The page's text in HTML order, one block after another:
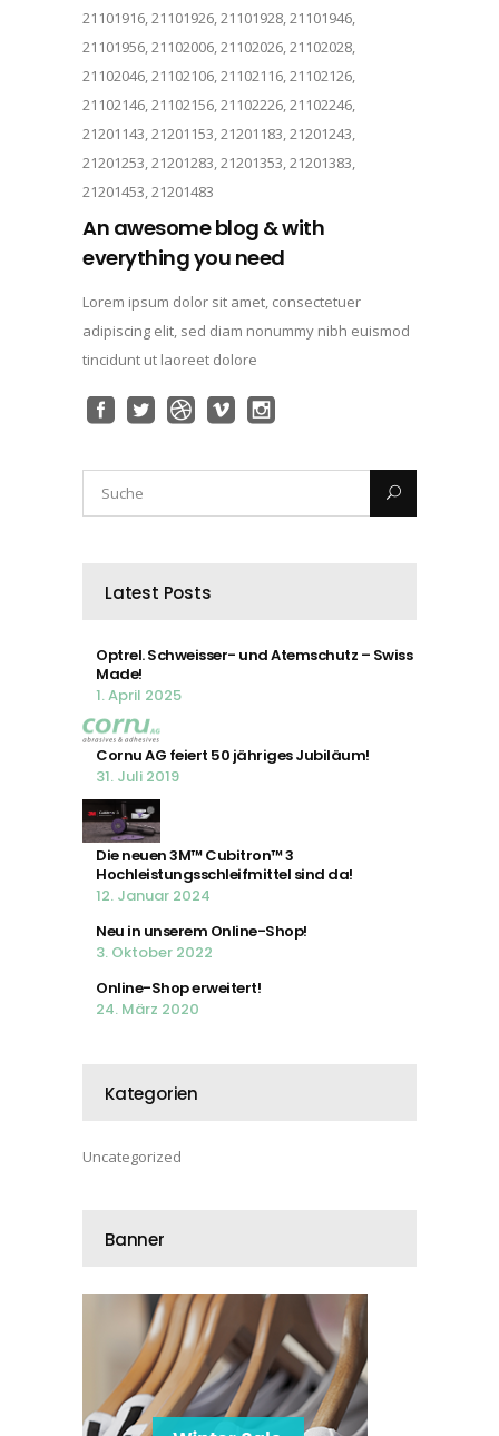
21101916, 21101926, 21101928, 21101946,
21101956, 21102006, 21102026, 21102028,
21102046, 21102106, 21102116, 21102126,
21102146, 21102156, 21102226, 21102246,
21201143, 21201153, 21201183, 21201243,
21201253, 21201283, 21201353, 21201383,
21201453, 21201483
An awesome blog & with
everything you need
Lorem ipsum dolor sit amet, consectetuer
adipiscing elit, sed diam nonummy nibh euismod
tincidunt ut laoreet dolore
Latest Posts
Optrel. Schweisser- und Atemschutz – Swiss
Made!
1. April 2025
Cornu AG feiert 50 jähriges Jubiläum!
31. Juli 2019
Die neuen 3M™ Cubitron™ 3
Hochleistungsschleifmittel sind da!
12. Januar 2024
Neu in unserem Online-Shop!
3. Oktober 2022
Online-Shop erweitert!
24. März 2020
Kategorien
Uncategorized
Banner